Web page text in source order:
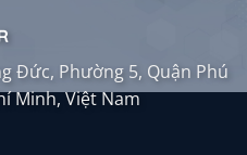
Đức, Phường 5, Quận Phú
Minh, Việt Nam